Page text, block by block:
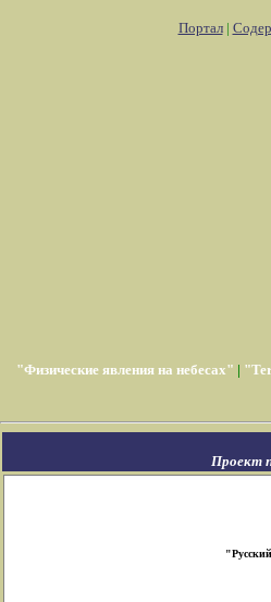
Портал|
"Физические явления на небесах" |
Проект